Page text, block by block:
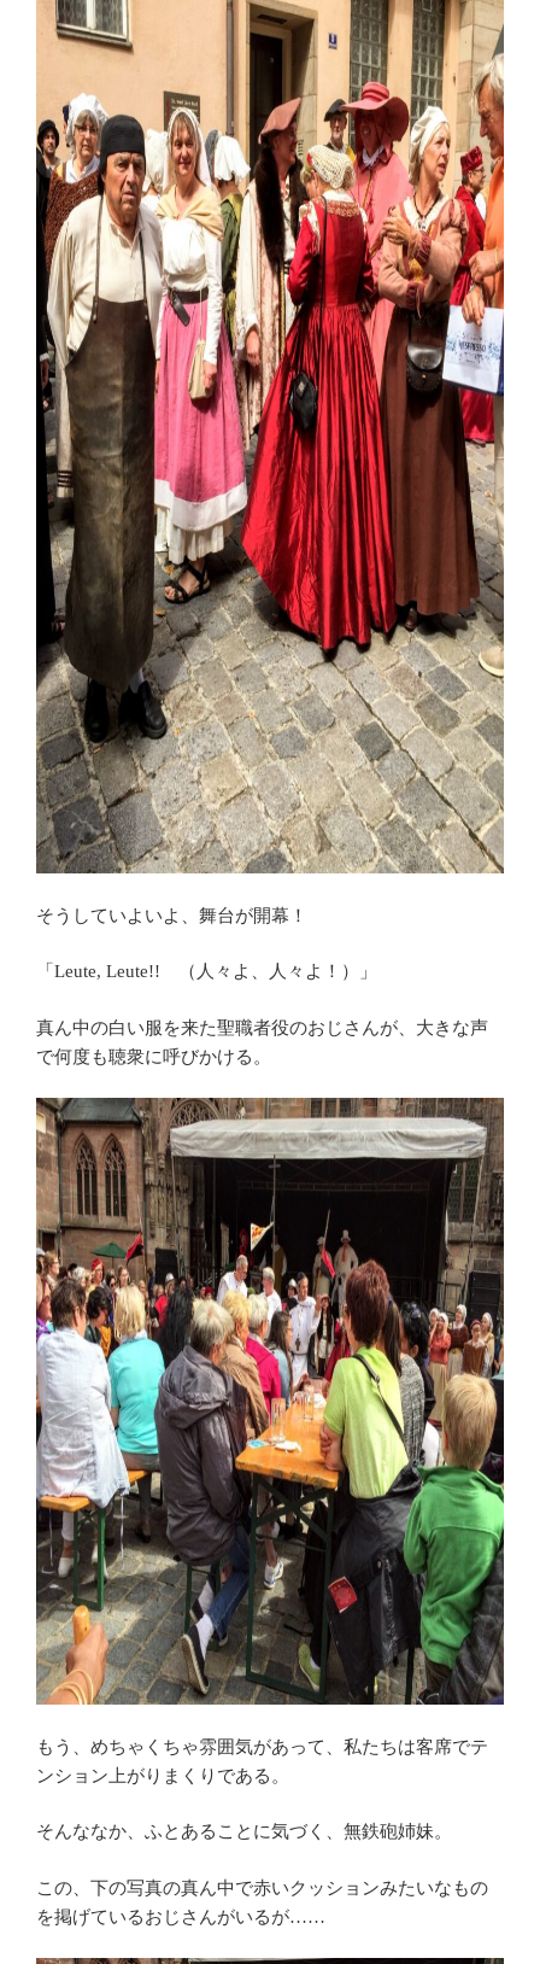
そうしていよいよ、舞台が開幕！
「Leute, Leute!! （人々よ、人々よ！）」
真ん中の白い服を来た聖職者役のおじさんが、大きな声
で何度も聴衆に呼びかける。
もう、めちゃくちゃ雰囲気があって、私たちは客席でテ
ンション上がりまくりである。
そんななか、ふとあることに気づく、無鉄砲姉妹。
この、下の写真の真ん中で赤いクッションみたいなもの
を掲げているおじさんがいるが……